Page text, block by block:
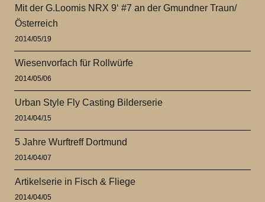
Mit der G.Loomis NRX 9‘ #7 an der Gmundner Traun/
Österreich
2014/05/19
Wiesenvorfach für Rollwürfe
2014/05/06
Urban Style Fly Casting Bilderserie
2014/04/15
5 Jahre Wurftreff Dortmund
2014/04/07
Artikelserie in Fisch & Fliege
2014/04/05